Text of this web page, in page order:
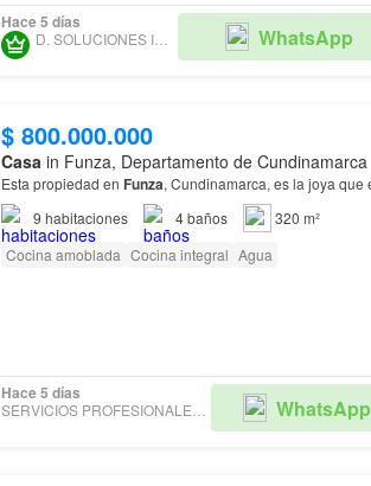
Hace 5 días
D. SOLUCIONES INMOBILIARIAS WhatsApp
$ 800.000.000
Casa in Funza, Departamento de Cundinamarca
Esta propiedad en Funza, Cundinamarca, es la joya que
9 habitaciones 4baños
320 m²
Cocina amoblada Cocina integral Agua
Hace 5 días
SERVICIOS PROFESIONALES INMOBILIARIOS JS WhatsApp